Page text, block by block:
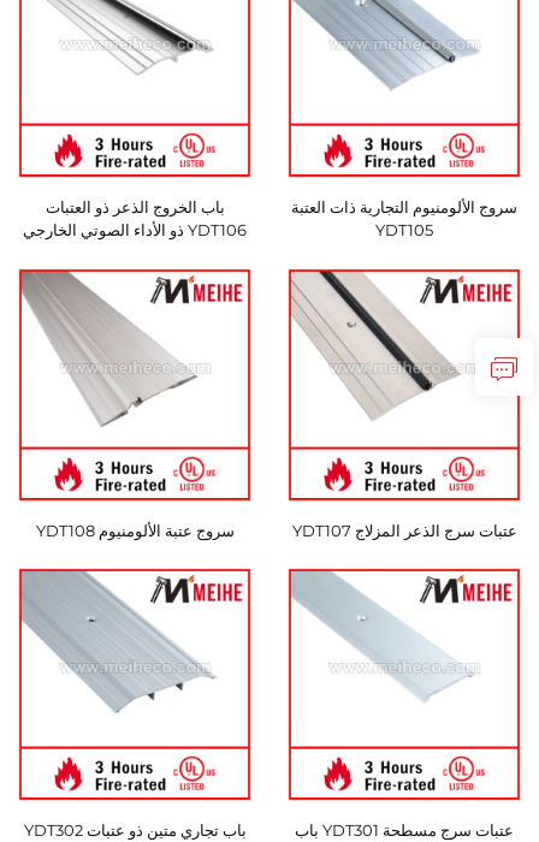
سروج الألومنيوم التجارية ذات العتبة
YDT105
باب الخروج الذعر ذو العتبات
YDT106 ذو الأداء الصوتي الخارجي
عتبات سرج الذعر المزلاج YDT107 سروج عتبة الألومنيوم YDT108
عتبات سرج مسطحة YDT301 باب
باب تجاري متين ذو عتبات YDT302